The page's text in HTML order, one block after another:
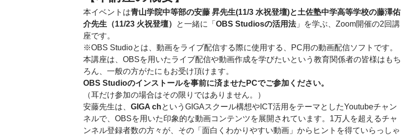
本イベントは青山学院中等部の安藤 昇先生(11/3 水祝登壇)と土佐塾中学高等学校の藤澤佑
介先生（11/23 火祝登壇）
と一緒に「 OBS Studiosの活用法」を学ぶ、Zoom開催の2回講
座です。
※OBS Studioとは、動画をライブ配信する際に使用する、PC用の動画配信ソフトです。
本講座は、OBSを用いたライブ配信や動画作成を学びたいという教育関係者の皆様はもち
ろん、一般の方がたにもお受け頂けます。
OBS Studioのインストールを事前に済ませたPCでご参加ください。
（耳だけ参加の場合はその限りではありません。）
安藤先生は、 GIGA chというGIGAスクール構想やICT活用をテーマとしたYoutubeチャン
ネルで、OBSを用いた印象的な動画コンテンツを展開されています。1万人を超えるチャ
ンネル登録者数の方々が、その「面白くわかりやすい動画」からヒントを得ていらっしゃ